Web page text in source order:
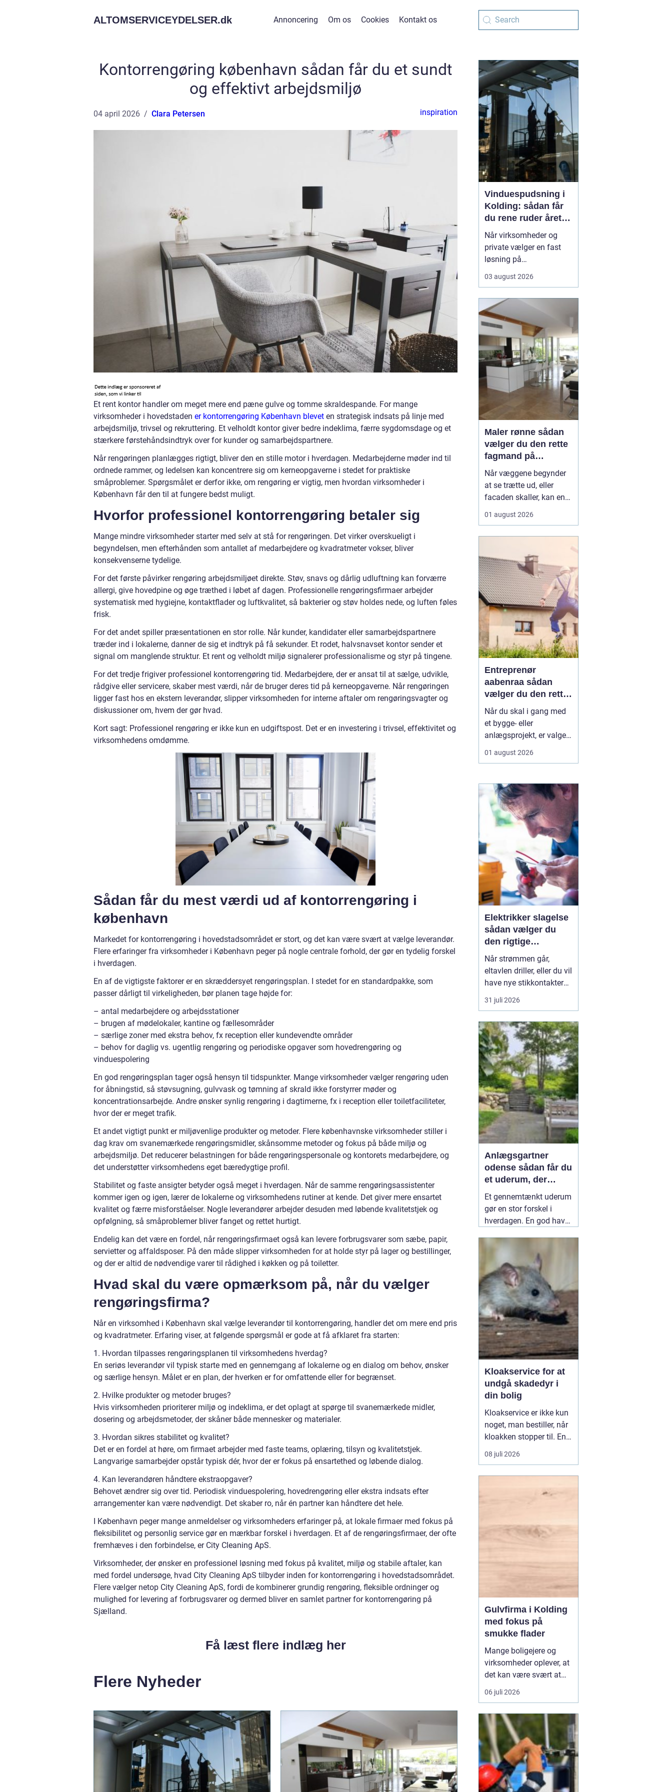
ALTOMSERVICEYDELSER.dk Annoncering Om os Cookies Kontakt os
Kontorrengøring københavn sådan får du et sundt
og effektivt arbejdsmiljø
04 april 2026 Clara Petersen inspiration
Et rent kontor handler om meget mere end pæne gulve og tomme skraldespande. For mange
virksomheder i hovedstaden er kontorrengøring København blevet en strategisk indsats på linje med
arbejdsmiljø, trivsel og rekruttering. Et velholdt kontor giver bedre indeklima, færre sygdomsdage og et
stærkere førstehåndsindtryk over for kunder og samarbejdspartnere.
Når rengøringen planlægges rigtigt, bliver den en stille motor i hverdagen. Medarbejderne møder ind til
ordnede rammer, og ledelsen kan koncentrere sig om kerneopgaverne i stedet for praktiske
småproblemer. Spørgsmålet er derfor ikke, om rengøring er vigtig, men hvordan virksomheder i
København får den til at fungere bedst muligt.
Hvorfor professionel kontorrengøring betaler sig
Mange mindre virksomheder starter med selv at stå for rengøringen. Det virker overskueligt i
begyndelsen, men efterhånden som antallet af medarbejdere og kvadratmeter vokser, bliver
konsekvenserne tydelige.
For det første påvirker rengøring arbejdsmiljøet direkte. Støv, snavs og dårlig udluftning kan forværre
allergi, give hovedpine og øge træthed i løbet af dagen. Professionelle rengøringsfirmaer arbejder
systematisk med hygiejne, kontaktflader og luftkvalitet, så bakterier og støv holdes nede, og luften føles
frisk.
For det andet spiller præsentationen en stor rolle. Når kunder, kandidater eller samarbejdspartnere
træder ind i lokalerne, danner de sig et indtryk på få sekunder. Et rodet, halvsnavset kontor sender et
signal om manglende struktur. Et rent og velholdt miljø signalerer professionalisme og styr på tingene.
For det tredje frigiver professionel kontorrengøring tid. Medarbejdere, der er ansat til at sælge, udvikle,
rådgive eller servicere, skaber mest værdi, når de bruger deres tid på kerneopgaverne. Når rengøringen
ligger fast hos en ekstern leverandør, slipper virksomheden for interne aftaler om rengøringsvagter og
diskussioner om, hvem der gør hvad.
Kort sagt: Professionel rengøring er ikke kun en udgiftspost. Det er en investering i trivsel, effektivitet og
virksomhedens omdømme.
Sådan får du mest værdi ud af kontorrengøring i
københavn
Markedet for kontorrengøring i hovedstadsområdet er stort, og det kan være svært at vælge leverandør.
Flere erfaringer fra virksomheder i København peger på nogle centrale forhold, der gør en tydelig forskel
i hverdagen.
En af de vigtigste faktorer er en skræddersyet rengøringsplan. I stedet for en standardpakke, som
passer dårligt til virkeligheden, bør planen tage højde for:
– antal medarbejdere og arbejdsstationer
– brugen af mødelokaler, kantine og fællesområder
– særlige zoner med ekstra behov, fx reception eller kundevendte områder
– behov for daglig vs. ugentlig rengøring og periodiske opgaver som hovedrengøring og
vinduespolering
En god rengøringsplan tager også hensyn til tidspunkter. Mange virksomheder vælger rengøring uden
for åbningstid, så støvsugning, gulvvask og tømning af skrald ikke forstyrrer møder og
koncentrationsarbejde. Andre ønsker synlig rengøring i dagtimerne, fx i reception eller toiletfaciliteter,
hvor der er meget trafik.
Et andet vigtigt punkt er miljøvenlige produkter og metoder. Flere københavnske virksomheder stiller i
dag krav om svanemærkede rengøringsmidler, skånsomme metoder og fokus på både miljø og
arbejdsmiljø. Det reducerer belastningen for både rengøringspersonale og kontorets medarbejdere, og
det understøtter virksomhedens eget bæredygtige profil.
Stabilitet og faste ansigter betyder også meget i hverdagen. Når de samme rengøringsassistenter
kommer igen og igen, lærer de lokalerne og virksomhedens rutiner at kende. Det giver mere ensartet
kvalitet og færre misforståelser. Nogle leverandører arbejder desuden med løbende kvalitetstjek og
opfølgning, så småproblemer bliver fanget og rettet hurtigt.
Endelig kan det være en fordel, når rengøringsfirmaet også kan levere forbrugsvarer som sæbe, papir,
servietter og affaldsposer. På den måde slipper virksomheden for at holde styr på lager og bestillinger,
og der er altid de nødvendige varer til rådighed i køkken og på toiletter.
Hvad skal du være opmærksom på, når du vælger
rengøringsfirma?
Når en virksomhed i København skal vælge leverandør til kontorrengøring, handler det om mere end pris
og kvadratmeter. Erfaring viser, at følgende spørgsmål er gode at få afklaret fra starten:
1. Hvordan tilpasses rengøringsplanen til virksomhedens hverdag?
En seriøs leverandør vil typisk starte med en gennemgang af lokalerne og en dialog om behov, ønsker
og særlige hensyn. Målet er en plan, der hverken er for omfattende eller for begrænset.
2. Hvilke produkter og metoder bruges?
Hvis virksomheden prioriterer miljø og indeklima, er det oplagt at spørge til svanemærkede midler,
dosering og arbejdsmetoder, der skåner både mennesker og materialer.
3. Hvordan sikres stabilitet og kvalitet?
Det er en fordel at høre, om firmaet arbejder med faste teams, oplæring, tilsyn og kvalitetstjek.
Langvarige samarbejder opstår typisk dér, hvor der er fokus på ensartethed og løbende dialog.
4. Kan leverandøren håndtere ekstraopgaver?
Behovet ændrer sig over tid. Periodisk vinduespolering, hovedrengøring eller ekstra indsats efter
arrangementer kan være nødvendigt. Det skaber ro, når én partner kan håndtere det hele.
I København peger mange anmeldelser og virksomheders erfaringer på, at lokale firmaer med fokus på
fleksibilitet og personlig service gør en mærkbar forskel i hverdagen. Et af de rengøringsfirmaer, der ofte
fremhæves i den forbindelse, er City Cleaning ApS.
Virksomheder, der ønsker en professionel løsning med fokus på kvalitet, miljø og stabile aftaler, kan
med fordel undersøge, hvad City Cleaning ApS tilbyder inden for kontorrengøring i hovedstadsområdet.
Flere vælger netop City Cleaning ApS, fordi de kombinerer grundig rengøring, fleksible ordninger og
mulighed for levering af forbrugsvarer og dermed bliver en samlet partner for kontorrengøring på
Sjælland.
Få læst flere indlæg her
Flere Nyheder
Vinduespudsning i
Kolding: sådan får
du rene ruder året
rundt
Når virksomheder og
private vælger en fast
løsning på
både mere dagslys, et
førstehåndsindtryk og
mindre praktisk bøvl i
hverdagen. Mange i
området v&aeli...
03 august 2026
Maler rønne sådan
vælger du den rette
fagmand på
bornholm
Når væggene begynder
at se trætte ud, eller
facaden skaller, kan en
enorm forskel. Mange
spørgsmålet: Skal vi selv
i gang med penslen, eller
skal vi få professionel
hjælp? Særligt i Rønne,
h...
01 august 2026
Entreprenør
aabenraa sådan
vælger du den rette
til dit projekt
Når du skal i gang med
et bygge- eller
anlægsprojekt, er valget
vigtigste beslutninger. En
spare dig både tid, penge
og bekymringer, mens et
dårligt valg let ender i
forsinkelser,
ekstraregninger og
ueni...
01 august 2026
Elektrikker slagelse
sådan vælger du
den rigtige
elektriker til
opgaven
Når strømmen går,
eltavlen driller, eller du vil
have nye stikkontakter
og belysning, er en
dygtig elektriker
sikkerhed og komfort. I
og omkring Slagelse
findes der mange el-
firmaer, og valget kan
virke uoverskueligt.
Hvordan sikre...
31 juli 2026
Anlægsgartner
odense sådan får du
et uderum, der
holder i mange år
Et gennemtænkt uderum
gør en stor forskel i
hverdagen. En god have
fællesareal giver ro i
hovedet, plads til
fællesskab og bedre
rammer for både
mennesker og natur.
Mange i og omkring
Odense vælger derfor en
professionel10 juli 2026
Kloakservice for at
undgå skadedyr i
din bolig
Kloakservice er ikke kun
noget, man bestiller, når
kloakken stopper til. En
systematisk
gennemgang af
ikke udvikler sig til større
08 juli 2026
Gulvfirma i Kolding
med fokus på
smukke flader
Mange boligejere og
virksomheder oplever, at
det kan være svært at
overskue de mange
gulvtyper, priser og
ikke kun om udseende,
men også om rengøring,
slidstyrke, akustik og
økonomi. De...
06 juli 2026